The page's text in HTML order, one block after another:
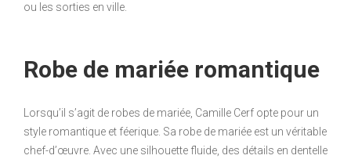
ou les sorties en ville.
Robe de mariée romantique
Lorsqu’il s’agit de robes de mariée, Camille Cerf opte pour un
style romantique et féerique. Sa robe de mariée est un véritable
chef-d’œuvre. Avec une silhouette fluide, des détails en dentelle